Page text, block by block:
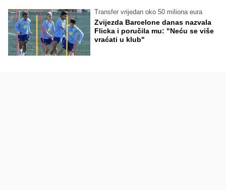
Transfer vrijedan oko 50 miliona eura
Zvijezda Barcelone danas nazvala
Flicka i poručila mu: "Neću se više
vraćati u klub"